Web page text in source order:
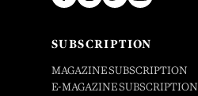
SUBSCRIPTION
MAGAZINE SUBSCRIPTION
E-MAGAZINE SUBSCRIPTION